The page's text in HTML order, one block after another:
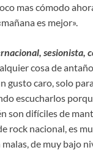
mas cómodo
es mejor».
sesionista,
cosa de
gusto caro, solo
escucharlos
son difíciles de
rock nacional, es
de muy bajo